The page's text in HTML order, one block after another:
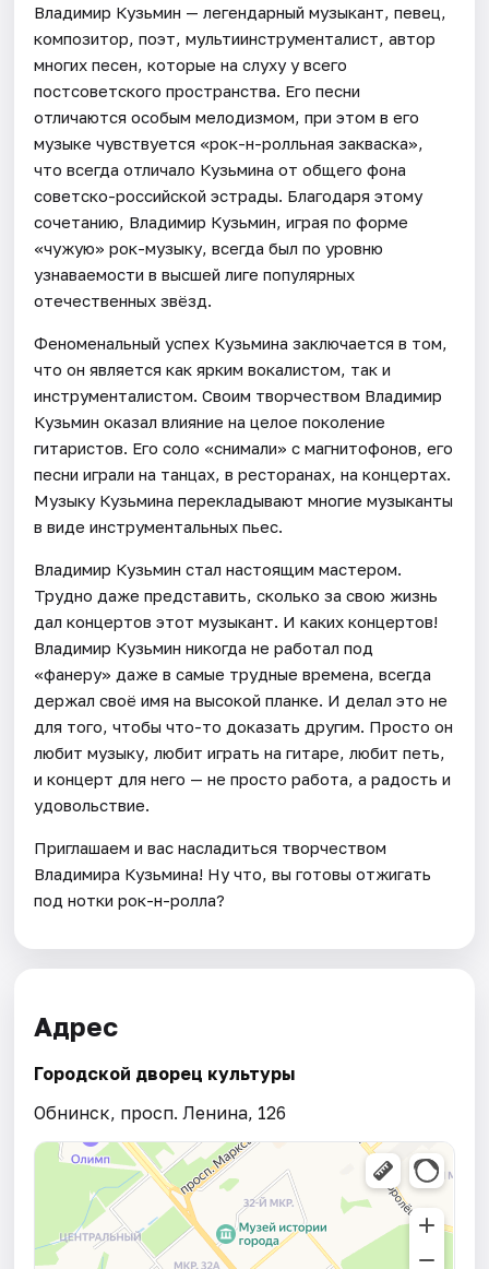
Владимир Кузьмин — легендарный музыкант, певец,
композитор, поэт, мультиинструменталист, автор
многих песен, которые на слуху у всего
постсоветского пространства. Его песни
отличаются особым мелодизмом, при этом в его
музыке чувствуется «рок-н-ролльная закваска»,
что всегда отличало Кузьмина от общего фона
советско-российской эстрады. Благодаря этому
сочетанию, Владимир Кузьмин, играя по форме
«чужую» рок-музыку, всегда был по уровню
узнаваемости в высшей лиге популярных
отечественных звёзд.
Феноменальный успех Кузьмина заключается в том,
что он является как ярким вокалистом, так и
инструменталистом. Своим творчеством Владимир
Кузьмин оказал влияние на целое поколение
гитаристов. Его соло «снимали» с магнитофонов, его
песни играли на танцах, в ресторанах, на концертах.
Музыку Кузьмина перекладывают многие музыканты
в виде инструментальных пьес.
Владимир Кузьмин стал настоящим мастером.
Трудно даже представить, сколько за свою жизнь
дал концертов этот музыкант. И каких концертов!
Владимир Кузьмин никогда не работал под
«фанеру» даже в самые трудные времена, всегда
держал своё имя на высокой планке. И делал это не
для того, чтобы что-то доказать другим. Просто он
любит музыку, любит играть на гитаре, любит петь,
и концерт для него — не просто работа, а радость и
удовольствие.
Приглашаем и вас насладиться творчеством
Владимира Кузьмина! Ну что, вы готовы отжигать
под нотки рок-н-ролла?
Адрес
Городской дворец культуры
Обнинск, просп. Ленина, 126